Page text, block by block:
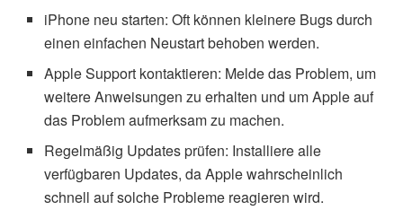
iPhone neu starten: Oft können kleinere Bugs durch
einen einfachen Neustart behoben werden.
Apple Support kontaktieren: Melde das Problem, um
weitere Anweisungen zu erhalten und um Apple auf
das Problem aufmerksam zu machen.
Regelmäßig Updates prüfen: Installiere alle
verfügbaren Updates, da Apple wahrscheinlich
schnell auf solche Probleme reagieren wird.